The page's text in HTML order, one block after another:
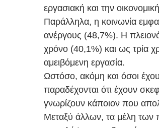
εργασιακή και την
Παράλληλα, η κοινωνία
ανέργους (48,7%). Η
χρόνο (40,1%) και ως τρία
αμειβόμενη εργασία.
Ωστόσο, ακόμη και όσοι
παραδέχονται ότι έχουν
γνωρίζουν κάποιον που
Μεταξύ άλλων, τα μέλη των